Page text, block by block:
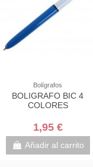
Bolígrafos
BOLIGRAFO BIC 4
COLORES
1,95 €
Añadir al carrito